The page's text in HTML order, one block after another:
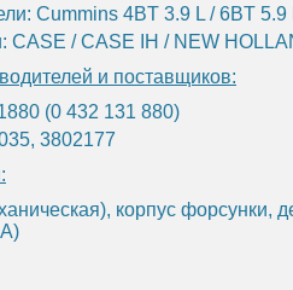
Cummins 4BT 3.9 L / 6BT 5.9
CASE / CASE IH / NEW
и поставщиков:
(0 432 131 880)
3802177
корпус форсунки,